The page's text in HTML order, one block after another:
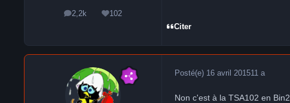
2,2k
messages102
Réputation
Citer
Posté(e) 16 avril 201511 a
Non c'est à la TSA102 en Bin2